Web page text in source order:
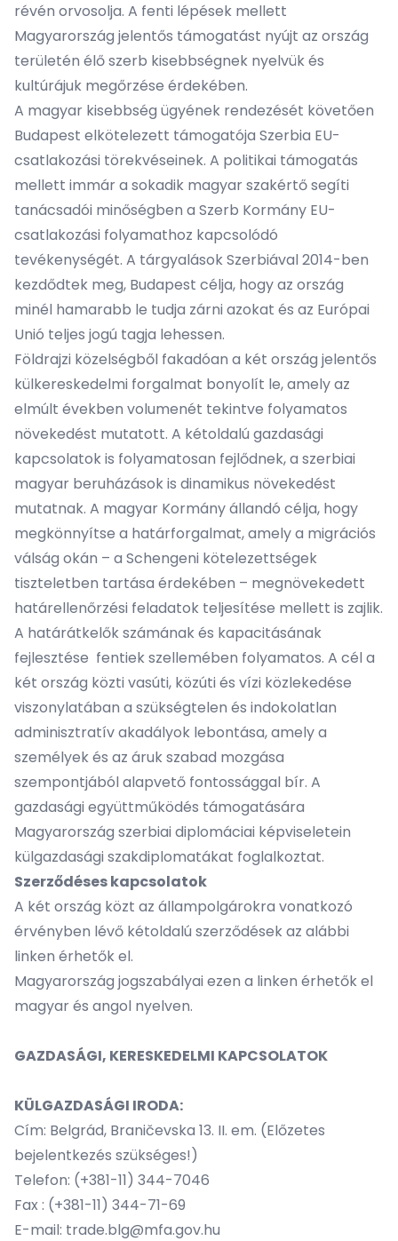
révén orvosolja. A fenti lépések mellett
Magyarország jelentős támogatást nyújt az ország
területén élő szerb kisebbségnek nyelvük és
kultúrájuk megőrzése érdekében.
A magyar kisebbség ügyének rendezését követően
Budapest elkötelezett támogatója Szerbia EU-
csatlakozási törekvéseinek. A politikai támogatás
mellett immár a sokadik magyar szakértő segíti
tanácsadói minőségben a Szerb Kormány EU-
csatlakozási folyamathoz kapcsolódó
tevékenységét. A tárgyalások Szerbiával 2014-ben
kezdődtek meg, Budapest célja, hogy az ország
minél hamarabb le tudja zárni azokat és az Európai
Unió teljes jogú tagja lehessen.
Földrajzi közelségből fakadóan a két ország jelentős
külkereskedelmi forgalmat bonyolít le, amely az
elmúlt években volumenét tekintve folyamatos
növekedést mutatott. A kétoldalú gazdasági
kapcsolatok is folyamatosan fejlődnek, a szerbiai
magyar beruházások is dinamikus növekedést
mutatnak. A magyar Kormány állandó célja, hogy
megkönnyítse a határforgalmat, amely a migrációs
válság okán – a Schengeni kötelezettségek
tiszteletben tartása érdekében – megnövekedett
határellenőrzési feladatok teljesítése mellett is zajlik.
A határátkelők számának és kapacitásának
fejlesztése fentiek szellemében folyamatos. A cél a
két ország közti vasúti, közúti és vízi közlekedése
viszonylatában a szükségtelen és indokolatlan
adminisztratív akadályok lebontása, amely a
személyek és az áruk szabad mozgása
szempontjából alapvető fontossággal bír. A
gazdasági együttműködés támogatására
Magyarország szerbiai diplomáciai képviseletein
külgazdasági szakdiplomatákat foglalkoztat.
Szerződéses kapcsolatok
A két ország közt az állampolgárokra vonatkozó
érvényben lévő kétoldalú szerződések az alábbi
linken érhetők el.
Magyarország jogszabályai ezen a linken érhetők el
magyar és angol nyelven.
GAZDASÁGI, KERESKEDELMI KAPCSOLATOK
KÜLGAZDASÁGI IRODA:
Cím: Belgrád, Braničevska 13. II. em. (Előzetes
bejelentkezés szükséges!)
Telefon: (+381-11) 344-7046
Fax : (+381-11) 344-71-69
E-mail: trade.blg@mfa.gov.hu